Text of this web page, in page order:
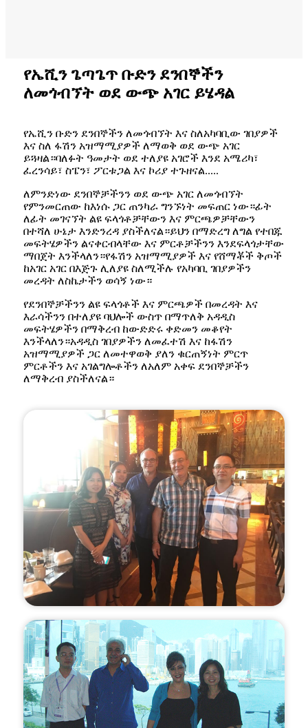
የኤሺን ጌጣጌጥ ቡድን ደንበኞችን
ለመጎብኘት ወደ ውጭ አገር ይሄዳል
የኤሺን ቡድን ደንበኞችን ለመጎብኘት እና ስለአካባቢው ገበያዎች
እና ስለ ፋሽን አዝማሚያዎች ለማወቅ ወደ ውጭ አገር
ይጓዛል።ባለፉት ዓመታት ወደ ተለያዩ አገሮች እንደ አሜሪካ፣
ፈረንሳይ፣ ስፔን፣ ፖርቱጋል እና ኮሪያ ተጉዘናል.....
ለምንድነው ደንበኞቻችንን ወደ ውጭ አገር ለመጎብኘት
የምንመርጠው ከእነሱ ጋር ጠንካራ ግንኙነት መፍጠር ነው።ፊት
ለፊት መገናኘት ልዩ ፍላጎቶቻቸውን እና ምርጫዎቻቸውን
በተሻለ ሁኔታ እንድንረዳ ያስችለናል።ይህን በማድረግ ለግል የተበጁ
መፍትሄዎችን ልናቀርብላቸው እና ምርቶቻችንን እንደፍላጎታቸው
ማበጀት እንችላለን።የፋሽን አዝማሚያዎች እና የሸማቾች ቅጦች
ከአገር አገር በእጅጉ ሊለያዩ ስለሚችሉ የአካባቢ ገበያዎችን
መረዳት ለስኬታችን ወሳኝ ነው።
የደንበኞቻችንን ልዩ ፍላጎቶች እና ምርጫዎች በመረዳት እና
እራሳችንን በተለያዩ ባህሎች ውስጥ በማጥለቅ አዳዲስ
መፍትሄዎችን በማቅረብ ከውድድሩ ቀድመን መቆየት
እንችላለን።አዳዲስ ገበያዎችን ለመፈተሽ እና ከፋሽን
አዝማሚያዎች ጋር ለመተዋወቅ ያለን ቁርጠኝነት ምርጥ
ምርቶችን እና አገልግሎቶችን ለአለም አቀፍ ደንበኞቻችን
ለማቅረብ ያስችለናል።